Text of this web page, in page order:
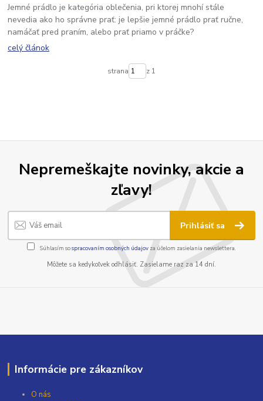
Jemné prádlo je kategória oblečenia, pri ktorej mnohí stále
nevedia ako ho správne prať: je lepšie jemné prádlo prať ručne,
namáčať pred praním, alebo prať priamo v práčke?
celý článok
strana z 1
Nepremeškajte novinky, akcie a
zľavy!
Prihlásiť sa
Súhlasím sospracovaním osobných údajov za účelom zasielania newslettera.
Môžete sa kedykoľvek odhlásiť. Zasielame raz za 14 dní.
Informácie pre zákazníkov
O nás